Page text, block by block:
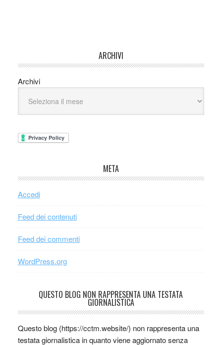
ARCHIVI
Archivi
META
Accedi
Feed dei contenuti
Feed dei commenti
WordPress.org
QUESTO BLOG NON RAPPRESENTA UNA TESTATA
GIORNALISTICA
Questo blog (https://cctm.website/) non rappresenta una
testata giornalistica in quanto viene aggiornato senza